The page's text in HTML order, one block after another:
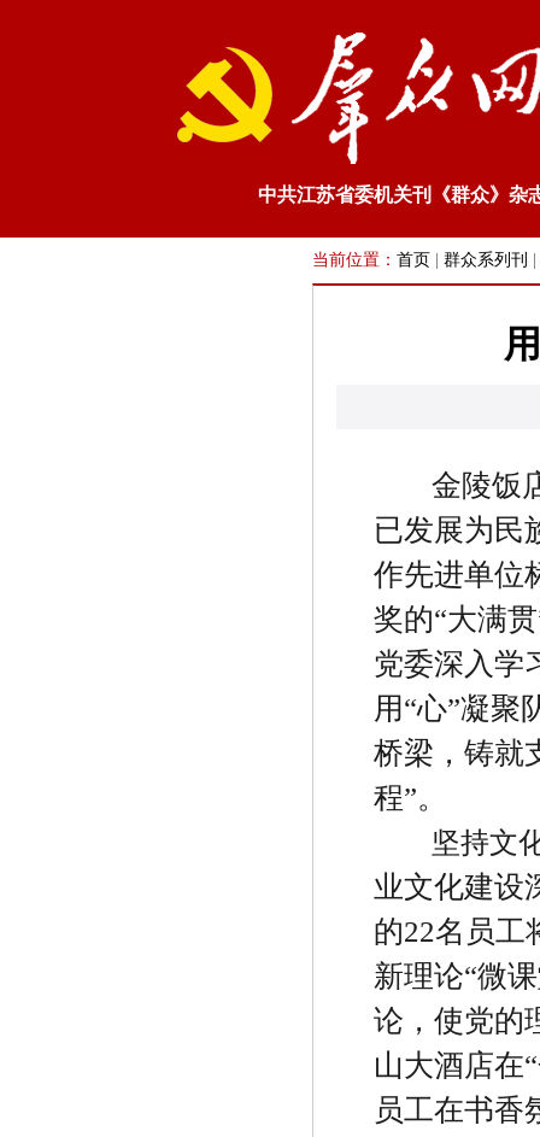
中共江苏省委机关刊《群众》杂
当前位置： 首页 群众系列刊
金陵饭
已发展为民
作先进单位
奖的“大满贯
党委深入学
用“心”凝聚
桥梁，铸就
程”。
坚持文
业文化建设
的22名员工
新理论“微
论，使党的
山大酒店在“
员工在书香